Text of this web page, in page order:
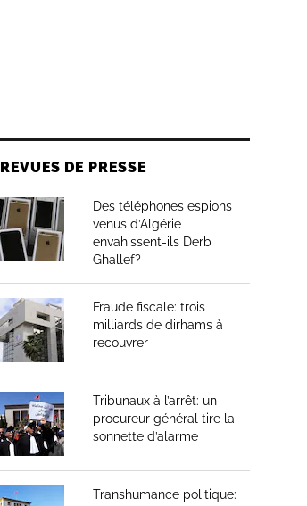
REVUES DE PRESSE
Des téléphones espions
venus d’Algérie
envahissent-ils Derb
Ghallef?
Fraude fiscale: trois
milliards de dirhams à
recouvrer
Tribunaux à l’arrêt: un
procureur général tire la
sonnette d’alarme
Transhumance politique: